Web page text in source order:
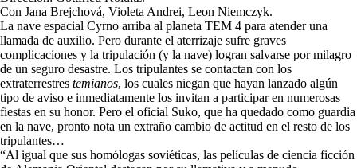
Con Jana Brejchová, Violeta Andrei, Leon Niemczyk.
La nave espacial Cyrno arriba al planeta TEM 4 para atender una
llamada de auxilio. Pero durante el aterrizaje sufre graves
complicaciones y la tripulación (y la nave) logran salvarse por milagro
de un seguro desastre. Los tripulantes se contactan con los
extraterrestres temianos, los cuales niegan que hayan lanzado algún
tipo de aviso e inmediatamente los invitan a participar en numerosas
fiestas en su honor. Pero el oficial Suko, que ha quedado como guardia
en la nave, pronto nota un extraño cambio de actitud en el resto de los
tripulantes…
“Al igual que sus homólogas soviéticas, las películas de ciencia ficción